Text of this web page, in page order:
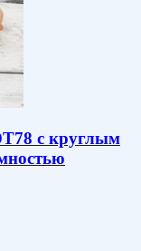
с круглым